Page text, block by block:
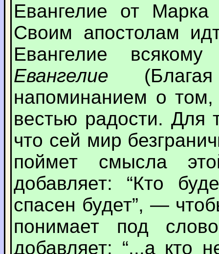
Евангелие от Марка
Своим апостолам
Евангелие
Евангелие
напоминанием о
вестью радости. Для
что сей мир
поймет смысла
добавляет: “Кто
спасен будет”, —
понимает под
добавляет: “...а кто